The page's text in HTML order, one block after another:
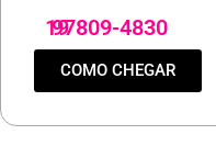
19
97809-4830
COMO CHEGAR